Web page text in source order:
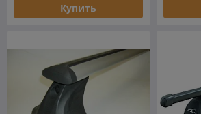
Купить